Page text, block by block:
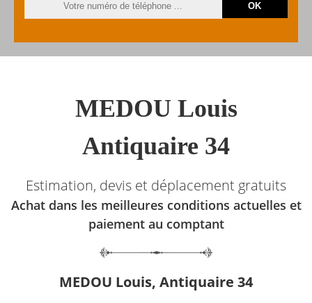
MEDOU Louis
Antiquaire 34
Estimation, devis et déplacement gratuits
Achat dans les meilleures conditions actuelles et
paiement au comptant
MEDOU Louis, Antiquaire 34